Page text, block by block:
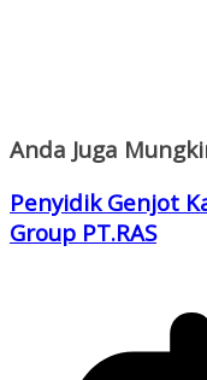
Anda Juga
Penyidik Genjot
Group PT.RAS